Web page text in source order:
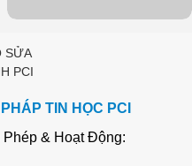
TIN HỌC PCI
& Hoạt Động: